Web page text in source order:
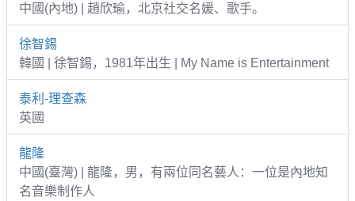
中國(內地) | 趙欣瑜，北京社交名媛、歌手。
徐智錫
韓國 | 徐智錫，1981年出生 | My Name is Entertainment
泰利-理查森
英國
龍隆
中國(臺灣) | 龍隆，男，有兩位同名藝人：一位是內地知
名音樂制作人